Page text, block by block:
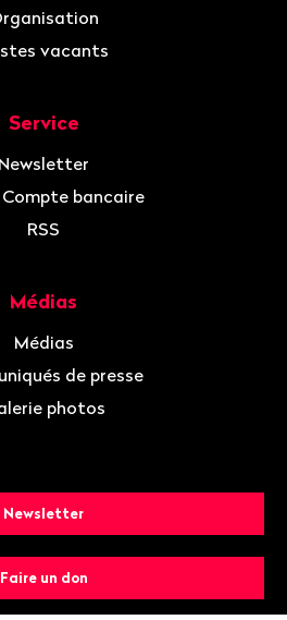
vacants
Service
Newsletter
bancaire
RSS
Médias
Médias
de presse
photos
Newsletter
Faire un don